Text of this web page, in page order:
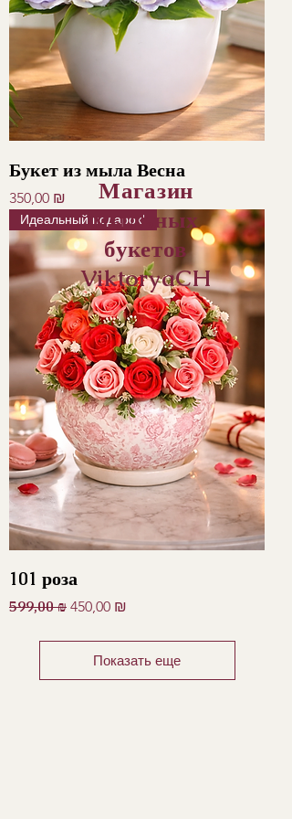
Букет из мыла Весна
Цена
350,00 ₪
Идеальный подарок!
101 роза
Обычная цена
599,00 ₪ Цена со скидкой
450,00 ₪
Показать еще
Магазин
мыльных
букетов
ViktoryaCH